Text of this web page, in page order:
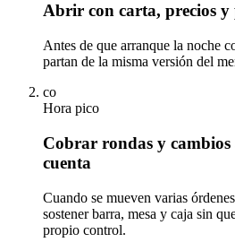
Abrir con carta, precios y
Antes de que arranque la noche
partan de la misma versión del
co
Hora pico
Cobrar rondas y
cuenta
Cuando se mueven varias
sostener barra, mesa y caja sin
propio control.